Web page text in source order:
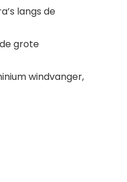
langs de
grote
windvanger,